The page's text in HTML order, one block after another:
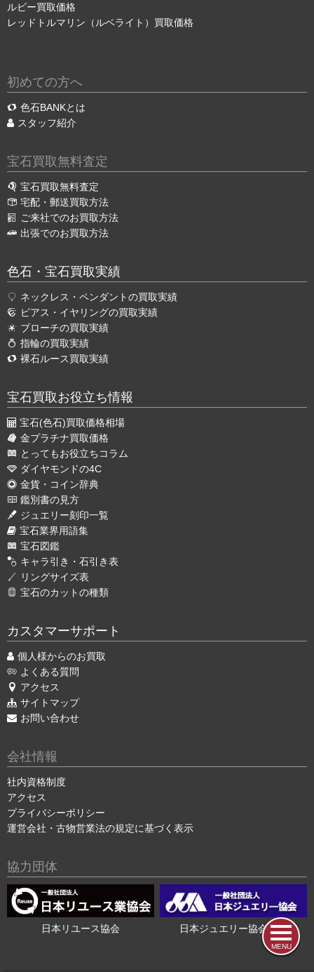
MENU
ルビー買取価格
レッドトルマリン（ルベライト）買取価格
初めての方へ
色石BANKとは
スタッフ紹介
宝石買取無料査定
宝石買取無料査定
宅配・郵送買取方法
ご来社でのお買取方法
出張でのお買取方法
色石・宝石買取実績
ネックレス・ペンダントの買取実績
ピアス・イヤリングの買取実績
ブローチの買取実績
指輪の買取実績
裸石ルース買取実績
宝石買取お役立ち情報
宝石(色石)買取価格相場
金プラチナ買取価格
とってもお役立ちコラム
ダイヤモンドの4C
金貨・コイン辞典
鑑別書の見方
ジュエリー刻印一覧
宝石業界用語集
宝石図鑑
キャラ引き・石引き表
リングサイズ表
宝石のカットの種類
カスタマーサポート
個人様からのお買取
よくある質問
アクセス
サイトマップ
お問い合わせ
会社情報
社内資格制度
アクセス
プライバシーポリシー
運営会社・古物営業法の規定に基づく表示
協力団体
日本リユース協会 日本ジュエリー協会会員